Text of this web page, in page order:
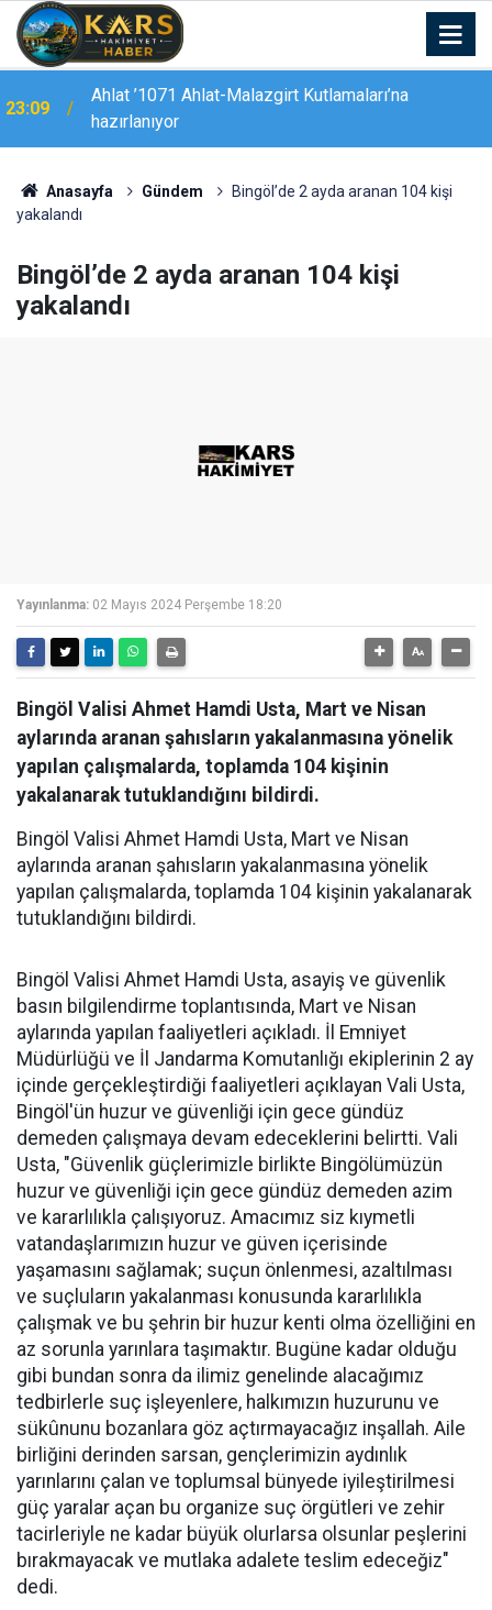
22:44 Tunceli’de "Mameki Fest" coşkusu sürüyor
Anasayfa Gündem
Bingöl’de 2 ayda aranan 104 kişi
yakalandı
Bingöl’de 2 ayda aranan 104 kişi
yakalandı
Yayınlanma: 02 Mayıs 2024 Perşembe 18:20
Bingöl Valisi Ahmet Hamdi Usta, Mart ve Nisan
aylarında aranan şahısların yakalanmasına yönelik
yapılan çalışmalarda, toplamda 104 kişinin
yakalanarak tutuklandığını bildirdi.
Bingöl Valisi Ahmet Hamdi Usta, Mart ve Nisan
aylarında aranan şahısların yakalanmasına yönelik
yapılan çalışmalarda, toplamda 104 kişinin yakalanarak
tutuklandığını bildirdi.
Bingöl Valisi Ahmet Hamdi Usta, asayiş ve güvenlik
basın bilgilendirme toplantısında, Mart ve Nisan
aylarında yapılan faaliyetleri açıkladı. İl Emniyet
Müdürlüğü ve İl Jandarma Komutanlığı ekiplerinin 2 ay
içinde gerçekleştirdiği faaliyetleri açıklayan Vali Usta,
Bingöl'ün huzur ve güvenliği için gece gündüz
demeden çalışmaya devam edeceklerini belirtti. Vali
Usta, "Güvenlik güçlerimizle birlikte Bingölümüzün
huzur ve güvenliği için gece gündüz demeden azim
ve kararlılıkla çalışıyoruz. Amacımız siz kıymetli
vatandaşlarımızın huzur ve güven içerisinde
yaşamasını sağlamak; suçun önlenmesi, azaltılması
ve suçluların yakalanması konusunda kararlılıkla
çalışmak ve bu şehrin bir huzur kenti olma özelliğini en
az sorunla yarınlara taşımaktır. Bugüne kadar olduğu
gibi bundan sonra da ilimiz genelinde alacağımız
tedbirlerle suç işleyenlere, halkımızın huzurunu ve
sükûnunu bozanlara göz açtırmayacağız inşallah. Aile
birliğini derinden sarsan, gençlerimizin aydınlık
yarınlarını çalan ve toplumsal bünyede iyileştirilmesi
güç yaralar açan bu organize suç örgütleri ve zehir
tacirleriyle ne kadar büyük olurlarsa olsunlar peşlerini
bırakmayacak ve mutlaka adalete teslim edeceğiz"
dedi.